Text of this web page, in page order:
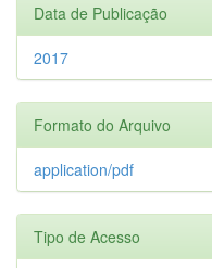
Data de Publicação
2017
Formato do Arquivo
application/pdf
Tipo de Acesso